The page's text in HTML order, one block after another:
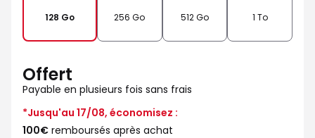
128 Go 256 Go 512 Go 1 To
Offert
Payable en plusieurs fois sans frais
*Jusqu'au 17/08, économisez :
100€ remboursés après achat